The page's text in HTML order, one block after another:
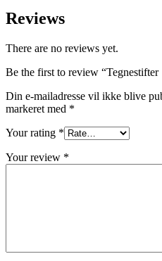
Reviews
There are no reviews yet.
Be the first to review “Tegnestifter
Din e-mailadresse vil ikke blive
markeret med *
Your rating *
Your review *